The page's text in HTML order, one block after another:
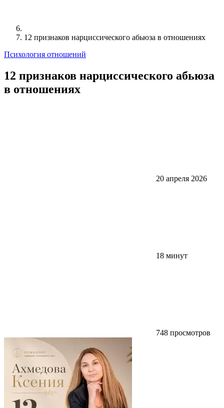
12 признаков нарциссического абьюза в отношениях
Психология отношений
12 признаков нарциссического абьюза
в отношениях
20 апреля 2026
18 минут
748 просмотров